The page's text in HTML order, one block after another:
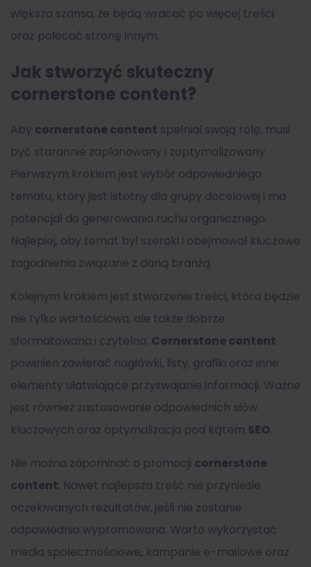
większa szansa, że będą wracać po więcej treści
oraz polecać stronę innym.
Jak stworzyć skuteczny
cornerstone content?
Aby cornerstone content spełniał swoją rolę, musi
być starannie zaplanowany i zoptymalizowany.
Pierwszym krokiem jest wybór odpowiedniego
tematu, który jest istotny dla grupy docelowej i ma
potencjał do generowania ruchu organicznego.
Najlepiej, aby temat był szeroki i obejmował kluczowe
zagadnienia związane z daną branżą.
Kolejnym krokiem jest stworzenie treści, która będzie
nie tylko wartościowa, ale także dobrze
sformatowana i czytelna. Cornerstone content
powinien zawierać nagłówki, listy, grafiki oraz inne
elementy ułatwiające przyswajanie informacji. Ważne
jest również zastosowanie odpowiednich słów
kluczowych oraz optymalizacja pod kątem SEO.
Nie można zapominać o promocji cornerstone
content. Nawet najlepsza treść nie przyniesie
oczekiwanych rezultatów, jeśli nie zostanie
odpowiednio wypromowana. Warto wykorzystać
media społecznościowe, kampanie e-mailowe oraz